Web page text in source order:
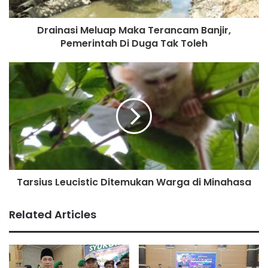
Drainasi Meluap Maka Terancam Banjir,
Pemerintah Di Duga Tak Toleh
Tarsius Leucistic Ditemukan Warga di Minahasa
Related Articles